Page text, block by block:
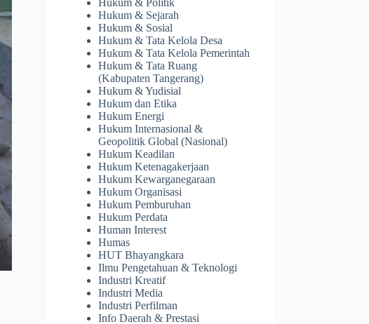
Hukum & Politik
Hukum & Sejarah
Hukum & Sosial
Hukum & Tata Kelola Desa
Hukum & Tata Kelola Pemerintah
Hukum & Tata Ruang
(Kabupaten Tangerang)
Hukum & Yudisial
Hukum dan Etika
Hukum Energi
Hukum Internasional &
Geopolitik Global (Nasional)
Hukum Keadilan
Hukum Ketenagakerjaan
Hukum Kewarganegaraan
Hukum Organisasi
Hukum Pemburuhan
Hukum Perdata
Human Interest
Humas
HUT Bhayangkara
Ilmu Pengetahuan & Teknologi
Industri Kreatif
Industri Media
Industri Perfilman
Info Daerah & Prestasi